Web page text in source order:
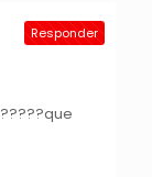
Responder